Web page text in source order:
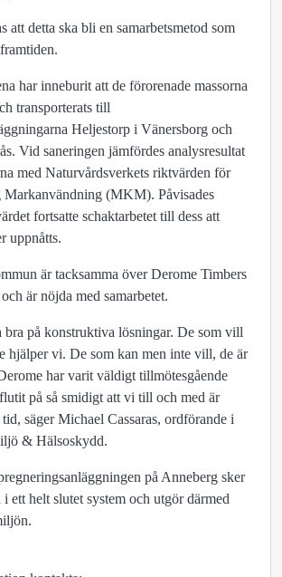
att detta ska bli en samarbetsmetod som
har inneburit att de förorenade massorna
transporterats till
Heljestorp i Vänersborg och
Vid saneringen jämfördes analysresultat
med Naturvårdsverkets riktvärden för
(MKM). Påvisades
fortsatte schaktarbetet till dess att
uppnåtts.
är tacksamma över Derome Timbers
är nöjda med samarbetet.
på konstruktiva lösningar. De som vill
hjälper vi. De som kan men inte vill, de är
har varit väldigt tillmötesgående
på så smidigt att vi till och med är
säger Michael Cassaras, ordförande i
& Hälsoskydd.
på Anneberg sker
ett helt slutet system och utgör därmed